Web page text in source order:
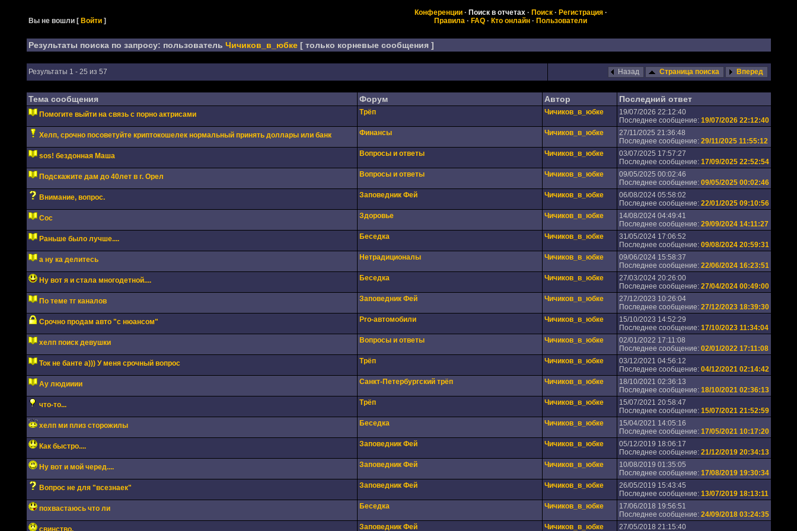
Вы не вошли [Войти ]
Конференции· Поиск в отчетах· Поиск· Регистрация·
Правила · FAQ · Кто онлайн · Пользователи
Результаты поиска по запросу: пользователь Чичиков_в_юбке[ только корневые сообщения ]
Результаты 1 - 25 из 57 Назад Страница поиска Вперед
Тема сообщения Форум Автор Последний ответ
Помогите выйти на связь с порно актрисами Трёп Чичиков_в_юбке
19/07/2026 22:12:40
Последнее сообщение: 19/07/2026 22:12:40
Хелп, срочно посоветуйте криптокошелек нормальный принять доллары или банк
Финансы Чичиков_в_юбке
27/11/2025 21:36:48
Последнее сообщение: 29/11/2025 11:55:12
sos! бездонная Маша
Вопросы и ответы Чичиков_в_юбке
03/07/2025 17:57:27
Последнее сообщение: 17/09/2025 22:52:54
Подскажите дам до 40лет в г. Орел
Вопросы и ответы Чичиков_в_юбке
09/05/2025 00:02:46
Последнее сообщение: 09/05/2025 00:02:46
Внимание, вопрос.
Заповедник Фей Чичиков_в_юбке
06/08/2024 05:58:02
Последнее сообщение: 22/01/2025 09:10:56
Сос
Здоровье Чичиков_в_юбке
14/08/2024 04:49:41
Последнее сообщение: 29/09/2024 14:11:27
Раньше было лучше....
Беседка Чичиков_в_юбке
31/05/2024 17:06:52
Последнее сообщение: 09/08/2024 20:59:31
а ну ка делитесь
Нетрадиционалы Чичиков_в_юбке
09/06/2024 15:58:37
Последнее сообщение: 22/06/2024 16:23:51
Ну вот я и стала многодетной....
Беседка Чичиков_в_юбке
27/03/2024 20:26:00
Последнее сообщение: 27/04/2024 00:49:00
По теме тг каналов
Заповедник Фей Чичиков_в_юбке
27/12/2023 10:26:04
Последнее сообщение: 27/12/2023 18:39:30
Срочно продам авто "с нюансом"
Pro-автомобили Чичиков_в_юбке
15/10/2023 14:52:29
Последнее сообщение: 17/10/2023 11:34:04
хелп поиск девушки
Вопросы и ответы Чичиков_в_юбке
02/01/2022 17:11:08
Последнее сообщение: 02/01/2022 17:11:08
Ток не банте а))) У меня срочный вопрос
Трёп Чичиков_в_юбке
03/12/2021 04:56:12
Последнее сообщение: 04/12/2021 02:14:42
Ау людииии
Санкт-Петербургский трёп Чичиков_в_юбке
18/10/2021 02:36:13
Последнее сообщение: 18/10/2021 02:36:13
что-то...
Трёп Чичиков_в_юбке
15/07/2021 20:58:47
Последнее сообщение: 15/07/2021 21:52:59
хелп ми плиз сторожилы
Беседка Чичиков_в_юбке
15/04/2021 14:05:16
Последнее сообщение: 17/05/2021 10:17:20
Как быстро....
Заповедник Фей Чичиков_в_юбке
05/12/2019 18:06:17
Последнее сообщение: 21/12/2019 20:34:13
Ну вот и мой черед....
Заповедник Фей Чичиков_в_юбке
10/08/2019 01:35:05
Последнее сообщение: 17/08/2019 19:30:34
Вопрос не для "всезнаек"
Заповедник Фей Чичиков_в_юбке
26/05/2019 15:43:45
Последнее сообщение: 13/07/2019 18:13:11
похвастаюсь что ли
Беседка Чичиков_в_юбке
17/06/2018 19:56:51
Последнее сообщение: 24/09/2018 03:24:35
свинство.
Заповедник Фей Чичиков_в_юбке 27/05/2018 21:15:40